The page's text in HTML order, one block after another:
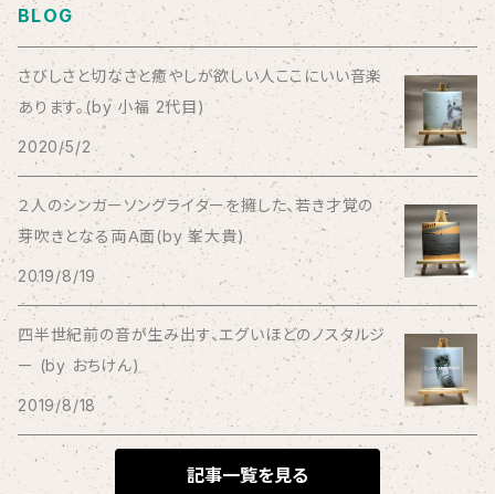
Bad Operation
Bagus!
BBBBBBB
The BEG
The Beths
THE BLACK SHANSONS
BLONDnewHALF
BLOG
さびしさと切なさと癒やしが欲しい人ここにいい音楽
あります。(by 小福 2代目)
2020/5/2
２人のシンガーソングライターを擁した、若き才覚の
芽吹きとなる両Ａ面(by 峯大貴)
2019/8/19
四半世紀前の音が生み出す、エグいほどのノスタルジ
ー (by おちけん)
2019/8/18
記事一覧を見る